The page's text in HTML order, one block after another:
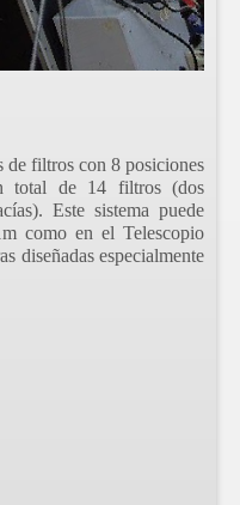
de filtros con 8 posiciones
total de 14 filtros (dos
Este sistema puede
como en el Telescopio
diseñadas especialmente